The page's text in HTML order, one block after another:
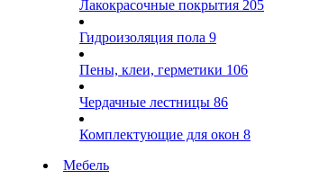
Лакокрасочные покрытия 205
Гидроизоляция пола 9
Пены, клеи, герметики 106
Чердачные лестницы 86
Комплектующие для окон 8
Мебель